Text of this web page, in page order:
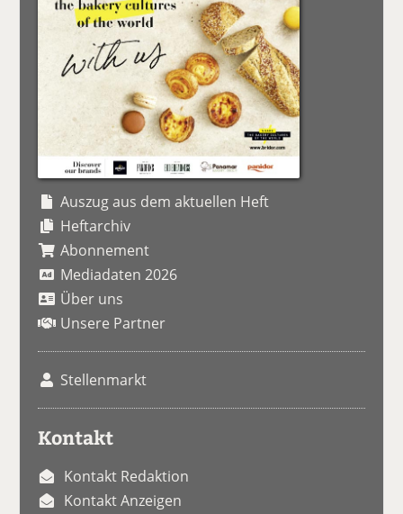
Auszug aus dem aktuellen Heft
Heftarchiv
Abonnement
Mediadaten 2026
Über uns
Unsere Partner
Stellenmarkt
Kontakt
Kontakt Redaktion
Kontakt Anzeigen